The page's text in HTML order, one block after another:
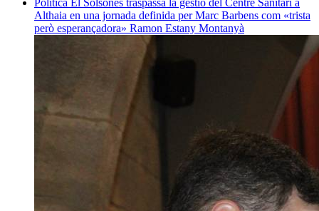
Althaia en una jornada definida per Marc Barbens com «trista
però esperançadora» Ramon Estany Montanyà